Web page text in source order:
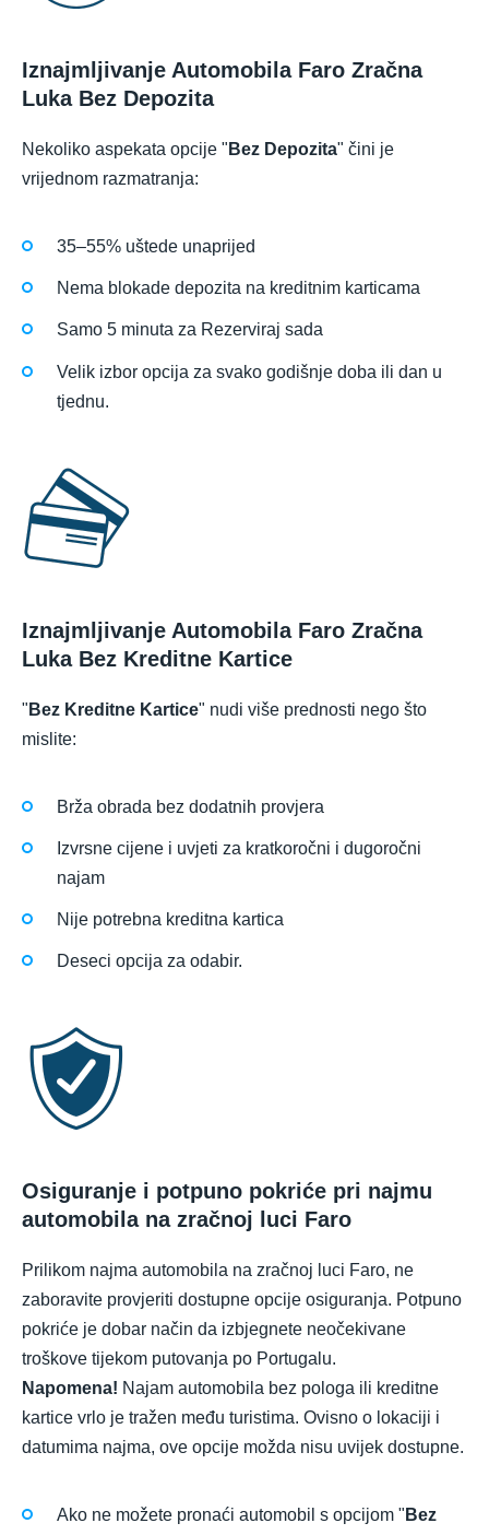
Iznajmljivanje Automobila Faro Zračna
Luka Bez Depozita
Nekoliko aspekata opcije " Bez Depozita" čini je
vrijednom razmatranja:
35–55% uštede unaprijed
Nema blokade depozita na kreditnim karticama
Samo 5 minuta za Rezerviraj sada
Velik izbor opcija za svako godišnje doba ili dan u
tjednu.
Iznajmljivanje Automobila Faro Zračna
Luka Bez Kreditne Kartice
" Bez Kreditne Kartice" nudi više prednosti nego što
mislite:
Brža obrada bez dodatnih provjera
Izvrsne cijene i uvjeti za kratkoročni i dugoročni
najam
Nije potrebna kreditna kartica
Deseci opcija za odabir.
Osiguranje i potpuno pokriće pri najmu
automobila na zračnoj luci Faro
Prilikom najma automobila na zračnoj luci Faro, ne
zaboravite provjeriti dostupne opcije osiguranja. Potpuno
pokriće je dobar način da izbjegnete neočekivane
troškove tijekom putovanja po Portugalu.
Napomena! Najam automobila bez pologa ili kreditne
kartice vrlo je tražen među turistima. Ovisno o lokaciji i
datumima najma, ove opcije možda nisu uvijek dostupne.
Ako ne možete pronaći automobil s opcijom " Bez